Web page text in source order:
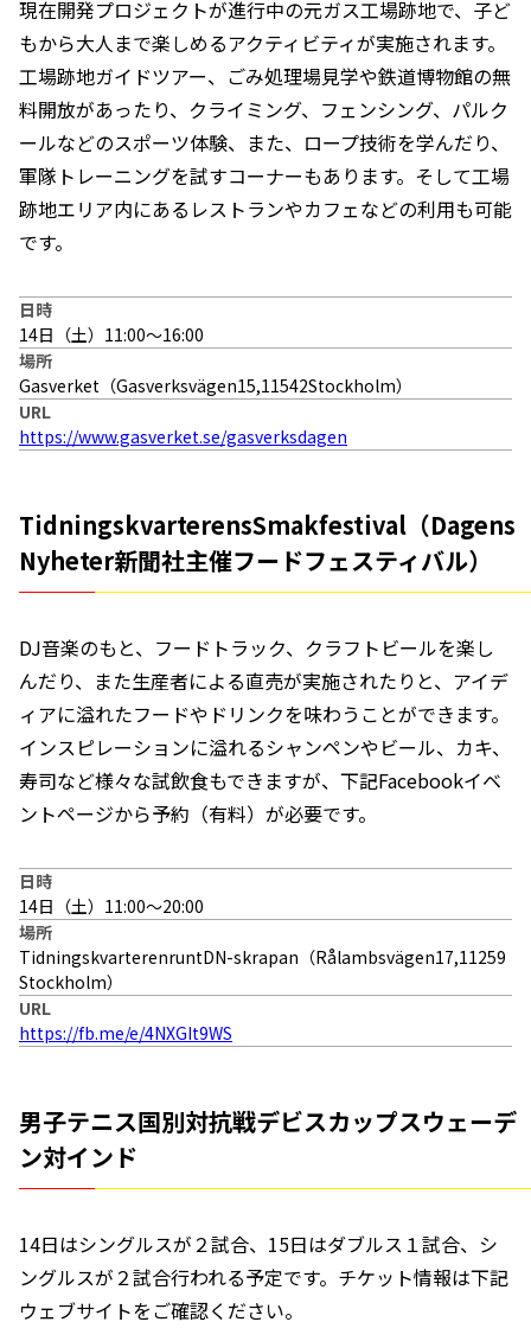
現在開発プロジェクトが進行中の元ガス工場跡地で、子ど
もから大人まで楽しめるアクティビティが実施されます。
工場跡地ガイドツアー、ごみ処理場見学や鉄道博物館の無
料開放があったり、クライミング、フェンシング、パルク
ールなどのスポーツ体験、また、ロープ技術を学んだり、
軍隊トレーニングを試すコーナーもあります。そして工場
跡地エリア内にあるレストランやカフェなどの利用も可能
です。
日時
14日（土）11:00〜16:00
場所
Gasverket（Gasverksvägen15,11542Stockholm）
URL
https://www.gasverket.se/gasverksdagen
TidningskvarterensSmakfestival（Dagens
Nyheter新聞社主催フードフェスティバル）
DJ音楽のもと、フードトラック、クラフトビールを楽し
んだり、また生産者による直売が実施されたりと、アイデ
ィアに溢れたフードやドリンクを味わうことができます。
インスピレーションに溢れるシャンペンやビール、カキ、
寿司など様々な試飲食もできますが、下記Facebookイベ
ントページから予約（有料）が必要です。
日時
14日（土）11:00〜20:00
場所
TidningskvarterenruntDN-skrapan（Rålambsvägen17,11259
Stockholm）
URL
https://fb.me/e/4NXGIt9WS
男子テニス国別対抗戦デビスカップスウェーデ
ン対インド
14日はシングルスが２試合、15日はダブルス１試合、シ
ングルスが２試合行われる予定です。チケット情報は下記
ウェブサイトをご確認ください。